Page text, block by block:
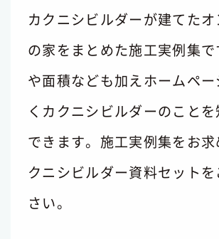
カクニシビルダーが建てた
の家をまとめた施工実例集で
や面積なども加えホームペ
くカクニシビルダーのこと
できます。施工実例集をお
クニシビルダー資料セット
さい。